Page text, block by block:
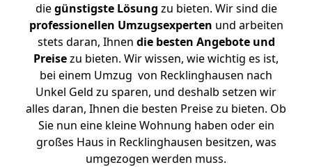
diegünstigste Lösung zu bieten. Wir sind die
professionellen Umzugsexperten und arbeiten
stets daran, Ihnen die besten Angebote und
Preisezu bieten. Wir wissen, wie wichtig es ist,
bei einem Umzug von Recklinghausen nach
Unkel Geld zu sparen, und deshalb setzen wir
alles daran, Ihnen die besten Preise zu bieten. Ob
Sie nun eine kleine Wohnung haben oder ein
großes Haus in Recklinghausen besitzen, was
umgezogen werden muss.